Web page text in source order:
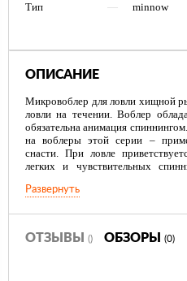
Тип
— minnow
ОПИСАНИЕ
Микровоблер для ловли хищной
ловли на течении. Воблер
обязательна анимация
на воблеры этой серии –
снасти. При ловле
легких и чувствительных
игру при проводке.
Развернуть
ОТЗЫВЫ () ОБЗОРЫ (0)